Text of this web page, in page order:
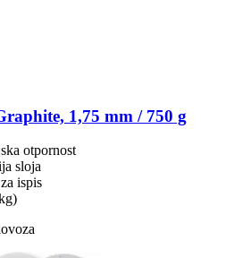
1,75 mm / 750 g
otpornost
sloja
ispis